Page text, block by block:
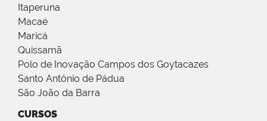
Itaperuna
Macaé
Maricá
Quissamã
Polo de Inovação Campos dos Goytacazes
Santo Antônio de Pádua
São João da Barra
CURSOS